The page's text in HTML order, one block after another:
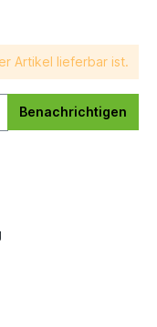
Artikel lieferbar ist.
Benachrichtigen